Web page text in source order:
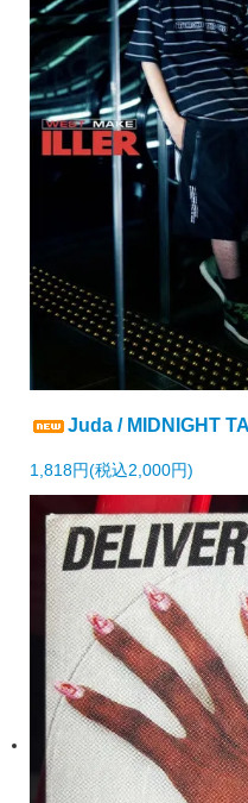
Juda / MIDNIGHT
1,818円(税込2,000円)